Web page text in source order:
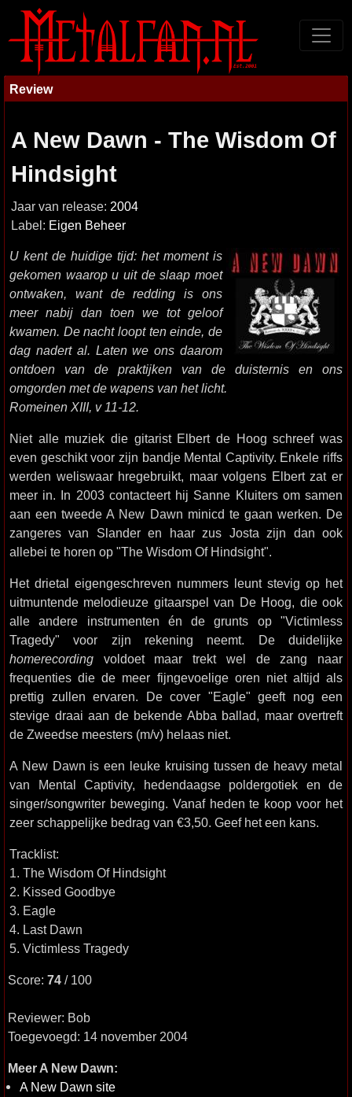
Review
A New Dawn - The Wisdom Of
Hindsight
Jaar van release: 2004
Label: Eigen Beheer
U kent de huidige tijd: het moment is
gekomen waarop u uit de slaap moet
ontwaken, want de redding is ons
meer nabij dan toen we tot geloof
kwamen. De nacht loopt ten einde, de
dag nadert al. Laten we ons daarom
ontdoen van de praktijken van de duisternis en ons
omgorden met de wapens van het licht.
Romeinen XIII, v 11-12.
Niet alle muziek die gitarist Elbert de Hoog schreef was
even geschikt voor zijn bandje Mental Captivity. Enkele riffs
werden weliswaar hregebruikt, maar volgens Elbert zat er
meer in. In 2003 contacteert hij Sanne Kluiters om samen
aan een tweede A New Dawn minicd te gaan werken. De
zangeres van Slander en haar zus Josta zijn dan ook
allebei te horen op "The Wisdom Of Hindsight".
Het drietal eigengeschreven nummers leunt stevig op het
uitmuntende melodieuze gitaarspel van De Hoog, die ook
alle andere instrumenten én de grunts op "Victimless
Tragedy" voor zijn rekening neemt. De duidelijke
homerecording voldoet maar trekt wel de zang naar
frequenties die de meer fijngevoelige oren niet altijd als
prettig zullen ervaren. De cover "Eagle" geeft nog een
stevige draai aan de bekende Abba ballad, maar overtreft
de Zweedse meesters (m/v) helaas niet.
A New Dawn is een leuke kruising tussen de heavy metal
van Mental Captivity, hedendaagse poldergotiek en de
singer/songwriter beweging. Vanaf heden te koop voor het
zeer schappelijke bedrag van €3,50. Geef het een kans.
Tracklist:
1. The Wisdom Of Hindsight
2. Kissed Goodbye
3. Eagle
4. Last Dawn
5. Victimless Tragedy
Score: 74 / 100
Reviewer: Bob
Toegevoegd: 14 november 2004
Meer A New Dawn:
A New Dawn site